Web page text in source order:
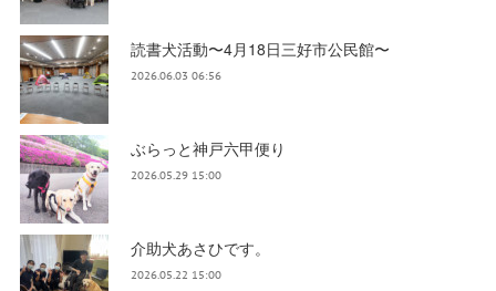
読書犬活動〜4月18日三好市公民館〜
2026.06.03 06:56
ぶらっと神戸六甲便り
2026.05.29 15:00
介助犬あさひです。
2026.05.22 15:00